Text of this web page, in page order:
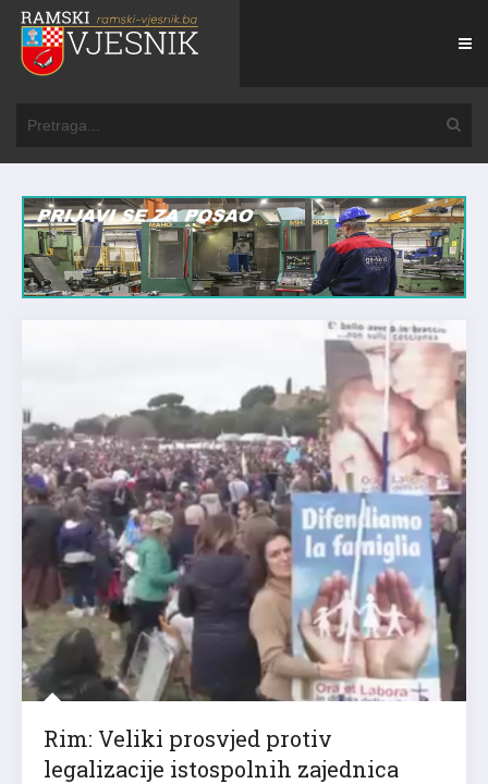
Rim: Veliki prosvjed protiv
legalizacije istospolnih zajednica